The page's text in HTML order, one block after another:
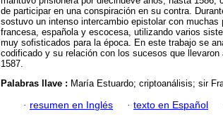
de participar en una conspiración en su contra.
sostuvo un intenso intercambio epistolar con muchas
francesa, española y escocesa, utilizando varios
muy sofisticados para la época. En este trabajo se
codificado y su relación con los sucesos que
1587.
Palabras llave : María Estuardo; criptoanálisis; sir
· resumen en Inglés · texto en Español